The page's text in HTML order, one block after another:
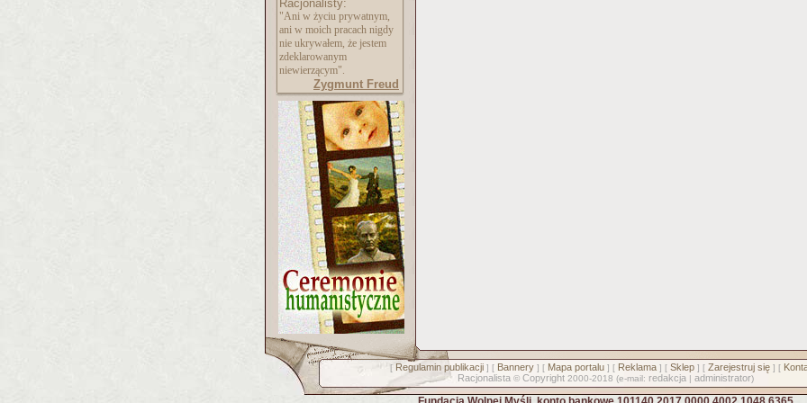
Racjonalisty:
"Ani w życiu prywatnym,
ani w moich pracach nigdy
nie ukrywałem, że jestem
zdeklarowanym
niewierzącym".
Zygmunt Freud
[ Regulamin publikacji] [ Bannery] [ Mapa portalu] [ Reklama] [ Sklep] [ Zarejestruj się] [
Racjonalista © Copyright 2000-2018 (e-mail: redakcja | administrator)